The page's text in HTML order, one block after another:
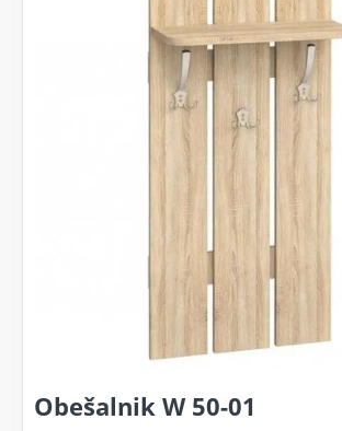
Obešalnik W 50-01